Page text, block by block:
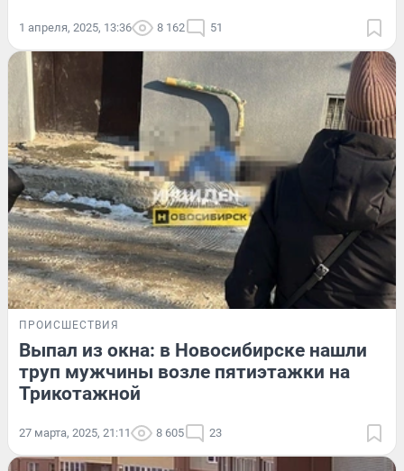
1 апреля, 2025, 13:36 8 162 51
ПРОИСШЕСТВИЯ
Выпал из окна: в Новосибирске нашли
труп мужчины возле пятиэтажки на
Трикотажной
27 марта, 2025, 21:11 8 605 23